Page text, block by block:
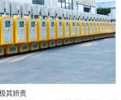
其娇贵